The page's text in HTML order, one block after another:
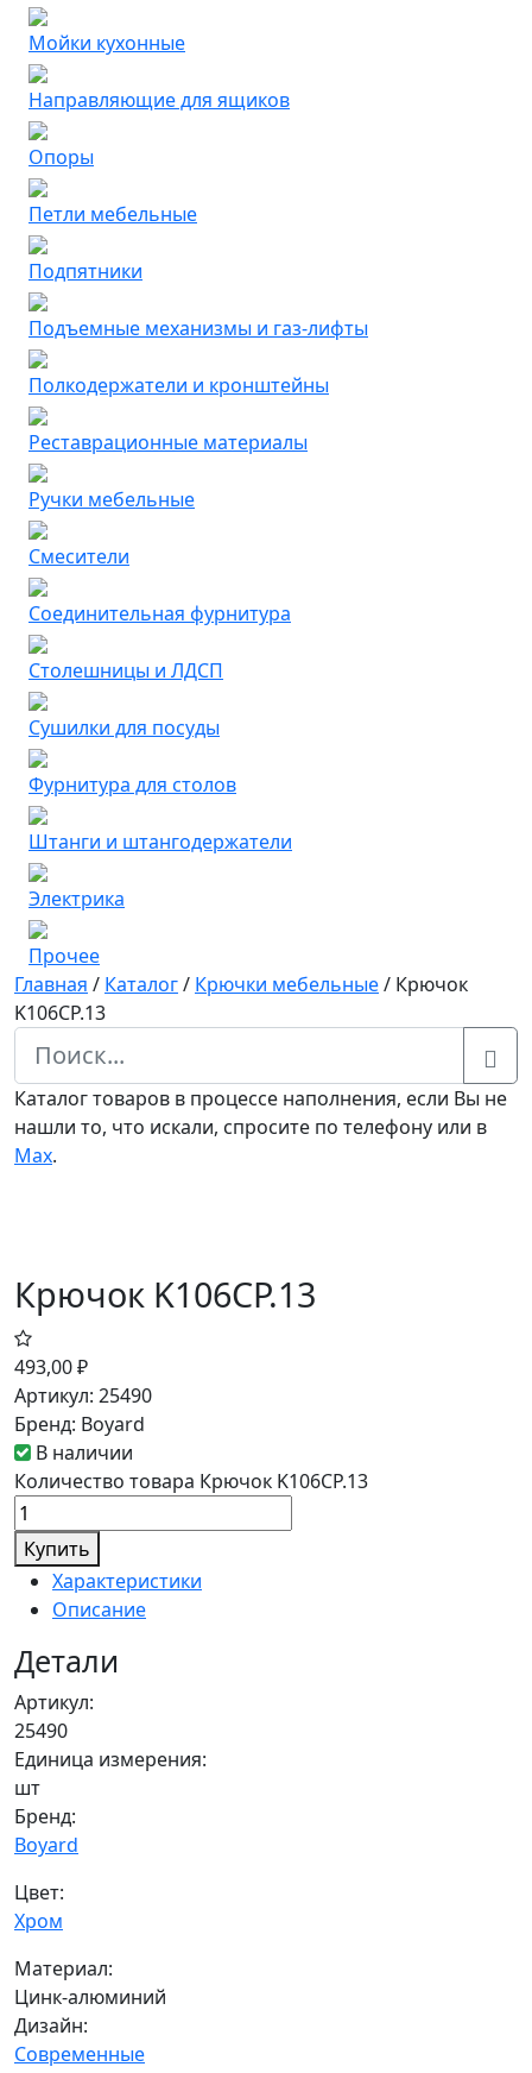
Мойки кухонные
Направляющие для ящиков
Опоры
Петли мебельные
Подпятники
Подъемные механизмы и газ-лифты
Полкодержатели и кронштейны
Реставрационные материалы
Ручки мебельные
Смесители
Соединительная фурнитура
Столешницы и ЛДСП
Сушилки для посуды
Фурнитура для столов
Штанги и штангодержатели
Электрика
Прочее
Главная / Каталог/ Крючки мебельные/ Крючок
K106CP.13
Каталог товаров в процессе наполнения, если Вы не
нашли то, что искали, спросите по телефону или в
Мах.
Крючок K106CP.13
493,00₽
Артикул: 25490
Бренд: Boyard
В наличии
Количество товара Крючок K106CP.13
Купить
Характеристики
Описание
Детали
Артикул:
25490
Единица измерения:
шт
Бренд:
Boyard
Цвет:
Хром
Материал:
Цинк-алюминий
Дизайн:
Современные